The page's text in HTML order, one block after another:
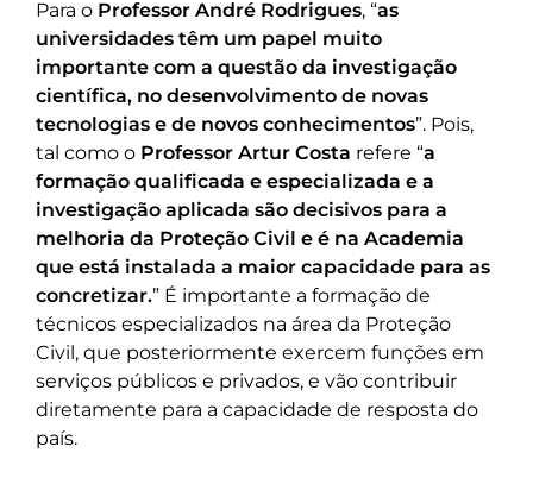
Para o Professor André Rodrigues, “as
universidades têm um papel muito
importante com a questão da investigação
científica, no desenvolvimento de novas
tecnologias e de novos conhecimentos”. Pois,
tal como o Professor Artur Costa refere “a
formação qualificada e especializada e a
investigação aplicada são decisivos para a
melhoria da Proteção Civil e é na Academia
que está instalada a maior capacidade para as
concretizar.” É importante a formação de
técnicos especializados na área da Proteção
Civil, que posteriormente exercem funções em
serviços públicos e privados, e vão contribuir
diretamente para a capacidade de resposta do
país.